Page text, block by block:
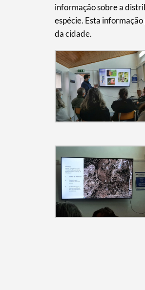
Filtros
informação sobre a
espécie. Esta
da cidade.